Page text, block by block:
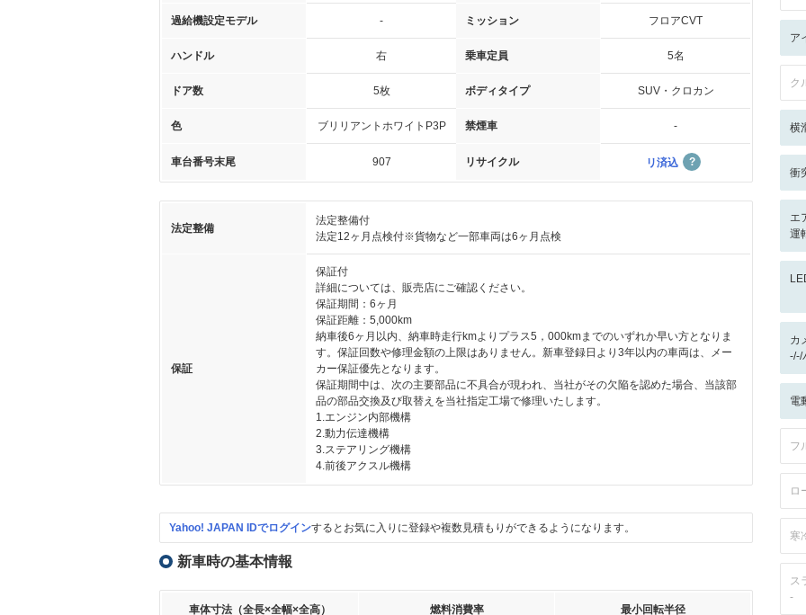
過給機設定モデル - ミッション フロアCVT
ハンドル 右 乗車定員 5名
ドア数 5枚 ボディタイプ SUV・クロカン
色 ブリリアントホワイトP3P 禁煙車 -
車台番号末尾 907 リサイクル リ済込
法定整備
法定整備付
法定12ヶ月点検付※貨物など一部車両は6ヶ月点検
保証
保証付
詳細については、販売店にご確認ください。
保証期間：6ヶ月
保証距離：5,000km
納車後6ヶ月以内、納車時走行kmよりプラス5，000kmまでのいずれか早い方となりま
す。保証回数や修理金額の上限はありません。新車登録日より3年以内の車両は、メー
カー保証優先となります。
保証期間中は、次の主要部品に不具合が現われ、当社がその欠陥を認めた場合、当該部
品の部品交換及び取替えを当社指定工場で修理いたします。
1.エンジン内部機構
2.動力伝達機構
3.ステアリング機構
4.前後アクスル機構
Yahoo! JAPAN IDでログインするとお気に入りに登録や複数見積もりができるようになります。
新車時の基本情報
車体寸法（全長×全幅×全高） 燃料消費率 最小回転半径
ア
ク
横
衝
エ
運
カ
-/-/
電
フ
ロ
寒
ス
-